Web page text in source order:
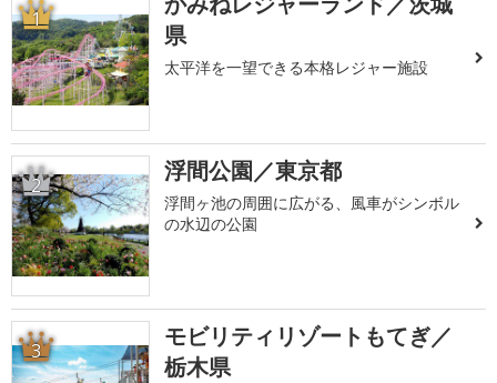
1
県
太平洋を一望できる本格レジャー施設
2 浮間公園／東京都
浮間ヶ池の周囲に広がる、風車がシンボル
の水辺の公園
3
モビリティリゾートもてぎ／
栃木県